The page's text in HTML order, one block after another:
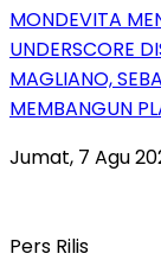
MONDEVITA
UNDERSCORE
MAGLIANO,
MEMBANGUN
Jumat, 7 Agu
Pers Rilis